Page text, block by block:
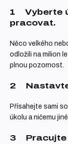
1 Vyberte
pracovat.
Něco velkého
odložili na milion
plnou pozornost.
2
Přísahejte sami
úkolu a ničemu
3 Pracujte